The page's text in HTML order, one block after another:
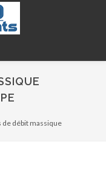
débit massique